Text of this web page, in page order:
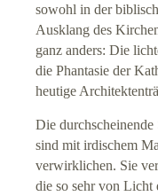
sowohl in der
Ausklang des
ganz anders: Die
die Phantasie der
heutige
Die durchscheinende
sind mit irdischem
verwirklichen. Sie
die so sehr von Licht